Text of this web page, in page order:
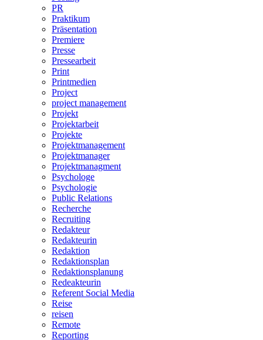
PR
Praktikum
Präsentation
Premiere
Presse
Pressearbeit
Print
Printmedien
Project
project management
Projekt
Projektarbeit
Projekte
Projektmanagement
Projektmanager
Projektmanagment
Psychologe
Psychologie
Public Relations
Recherche
Recruiting
Redakteur
Redakteurin
Redaktion
Redaktionsplan
Redaktionsplanung
Redeakteurin
Referent Social Media
Reise
reisen
Remote
Reporting